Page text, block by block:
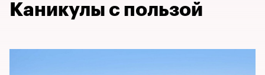
Каникулы с пользой